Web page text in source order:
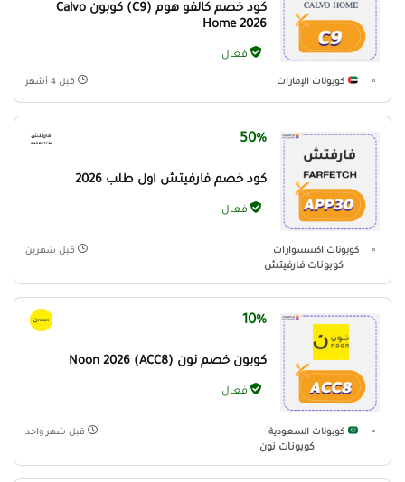
كود خصم كالفو هوم (C9) كوبون Calvo
Home 2026
فعال
كوبونات الإمارات قبل 4 أشهر
50%
كود خصم فارفيتش اول طلب 2026
فعال
كوبونات اكسسوارات
كوبونات فارفيتش
قبل شهرين
10%
كوبون خصم نون (ACC8) Noon 2026
فعال
كوبونات السعودية
كوبونات نون
قبل شهر واحد